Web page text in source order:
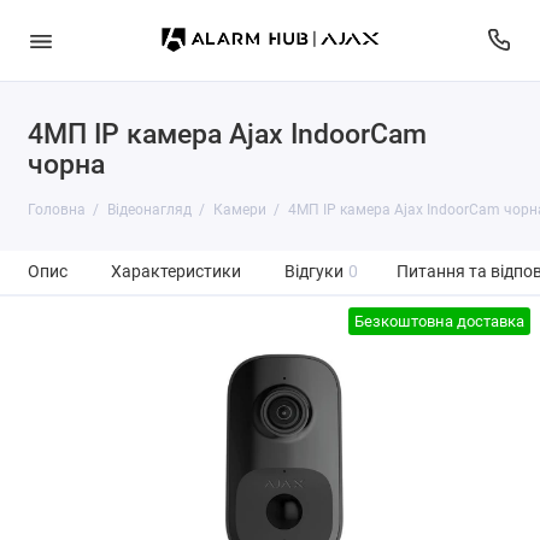
4МП IP камера Ajax IndoorCam
чорна
Головна Відеонагляд Камери 4МП IP камера Ajax IndoorCam
Опис Характеристики Відгуки 0 Питання та
Безкоштовна доставка